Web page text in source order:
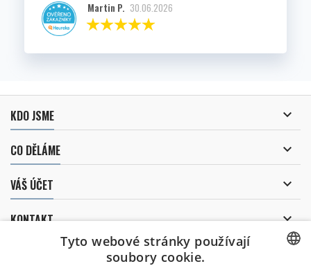
Martin P. 30.06.2026
KDO JSME 
CO DĚLÁME 
VÁŠ ÚČET 
KONTAKT 
ODBĚR NOVINEK
Tyto webové stránky používají
soubory cookie.